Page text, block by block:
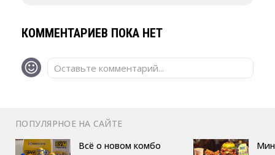
КОММЕНТАРИЕВ ПОКА НЕТ
Оставьте комментарий...
ПОПУЛЯРНОЕ НА САЙТЕ
Всё о новом комбо